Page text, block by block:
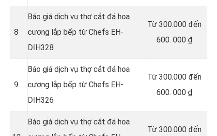
8
Báo giá dịch vụ thợ cắt đá hoa
cương lắp bếp từ Chefs EH-
DIH328
Từ 300.000 đến
600. 000 ₫
9
Báo giá dịch vụ thợ cắt đá hoa
cương lắp bếp từ Chefs EH-
DIH326
Từ 300.000 đến
600. 000 ₫
Báo giá dịch vụ thợ cắt đá hoa
Từ 300.000 đến